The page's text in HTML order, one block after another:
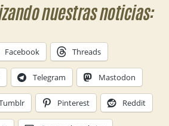
nuestras noticias:
Facebook Threads
Telegram Mastodon
Pinterest Reddit